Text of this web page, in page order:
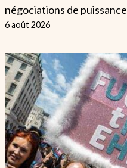
Reform UK
Subira Le Coup
De La Défaite De
L'extrême Droite
négociations de puissance
6 août 2026